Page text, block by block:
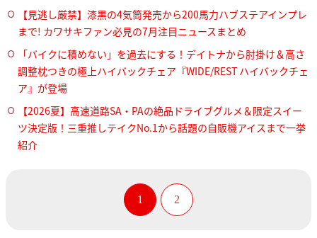
【見逃し厳禁】漆黒の4気筒発売から200馬力ハブステアインプレ
まで! カワサキファン必見の7月注目ニュースまとめ
「バイクに積めない」を過去にする！デイトナから肘掛け＆高さ
調整枕つきの極上ハイバックチェア『WIDE/REST ハイバックチェ
ア』が登場
【2026夏】高速道路SA・PAの絶品ドライブグルメ＆限定スイー
ツ決定版！三重推しテイクNo.1から話題の自販機アイスまで一挙
紹介
1 2